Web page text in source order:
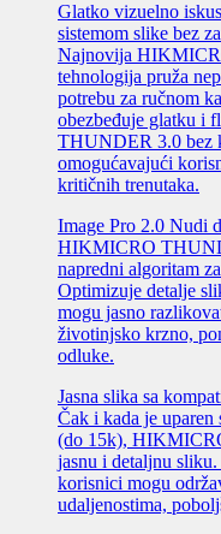
Glatko vizuelno
sistemom slike bez
Najnovija
tehnologija pruža
potrebu za ručnom
obezbeđuje glatku i
THUNDER 3.0 bez
omogućavajući
kritičnih trenutaka.
Image Pro 2.0 Nudi
HIKMICRO
napredni algoritam
Optimizuje detalje
mogu jasno
životinjsko krzno,
odluke.
Jasna slika sa
Čak i kada je uparen
(do 15k),
jasnu i detaljnu
korisnici mogu
udaljenostima,